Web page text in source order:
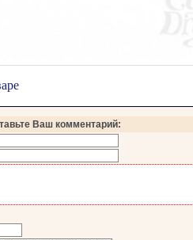
Ваш комментарий: